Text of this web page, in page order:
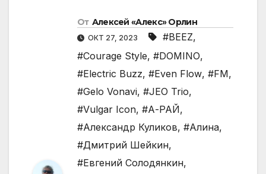
От Алексей «Алекс» Орлин
ОКТ 27, 2023 #BEEZ,
#Courage Style, #DOMINO,
#Electric Buzz, #Even Flow, #FM,
#Gelo Vonavi, #JEO Trio,
#Vulgar Icon, #А-РАЙ,
#Александр Куликов, #Алина,
#Дмитрий Шейкин,
#Евгений Солодянкин,